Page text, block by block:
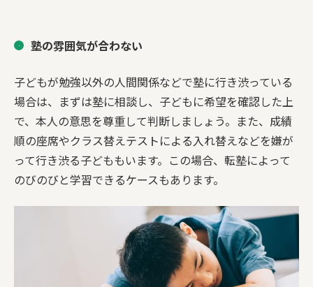
塾の雰囲気が合わない
子どもが勉強以外の人間関係などで塾に行き渋っている
場合は、まずは塾に相談し、子どもに希望を確認した上
で、本人の意思を尊重して判断しましょう。また、成績
順の座席やクラス替えテストによる入れ替えなどを嫌が
って行き渋る子どももいます。この場合、転塾によって
のびのびと学習できるケースもあります。